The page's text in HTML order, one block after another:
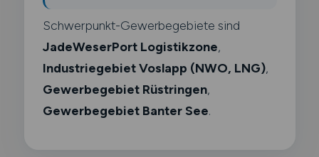
Schwerpunkt-Gewerbegebiete sind
JadeWeserPort Logistikzone,
Industriegebiet Voslapp (NWO, LNG),
Gewerbegebiet Rüstringen,
Gewerbegebiet Banter See.